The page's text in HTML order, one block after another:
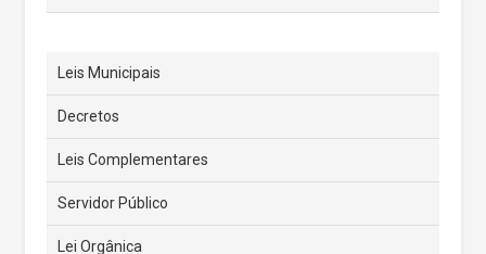
Leis Municipais
Decretos
Leis Complementares
Servidor Público
Lei Orgânica